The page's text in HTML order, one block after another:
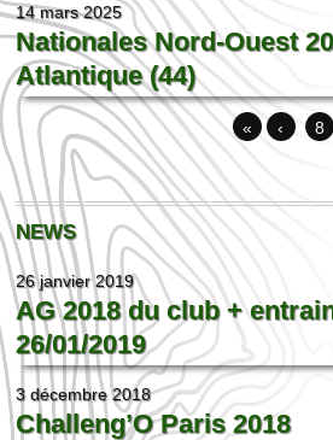
14 mars 2025
Nationales Nord-Ouest
Atlantique (44)
« ‹ 8
NEWS
26 janvier 2019
AG 2018 du club +
26/01/2019
3 décembre 2018
Challeng’O Paris 2018